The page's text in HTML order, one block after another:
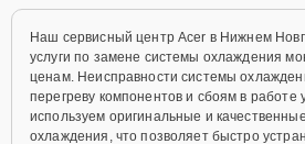
Наш сервисный центр Acer в Нижнем
услуги по замене системы охлаждения
ценам. Неисправности системы
перегреву компонентов и сбоям в работе
используем оригинальные и
охлаждения, что позволяет быстро